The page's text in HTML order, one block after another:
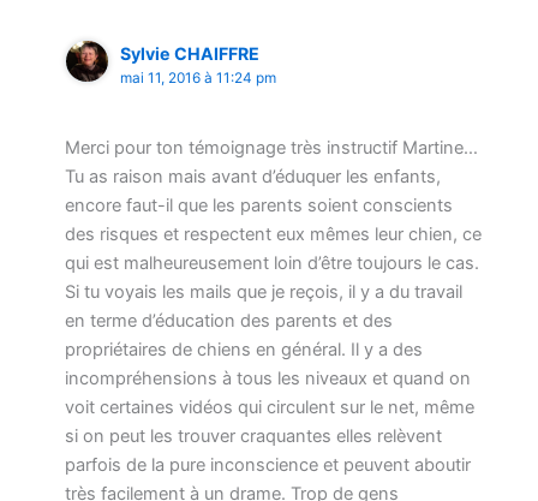
Sylvie CHAIFFRE
mai 11, 2016 à 11:24 pm
Merci pour ton témoignage très instructif Martine…
Tu as raison mais avant d’éduquer les enfants,
encore faut-il que les parents soient conscients
des risques et respectent eux mêmes leur chien, ce
qui est malheureusement loin d’être toujours le cas.
Si tu voyais les mails que je reçois, il y a du travail
en terme d’éducation des parents et des
propriétaires de chiens en général. Il y a des
incompréhensions à tous les niveaux et quand on
voit certaines vidéos qui circulent sur le net, même
si on peut les trouver craquantes elles relèvent
parfois de la pure inconscience et peuvent aboutir
très facilement à un drame. Trop de gens